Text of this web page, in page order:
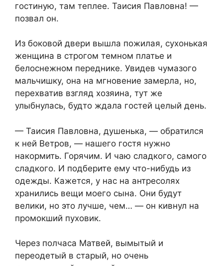
гостиную, там теплее. Таисия Павловна! —
позвал он.
Из боковой двери вышла пожилая, сухонькая
женщина в строгом темном платье и
белоснежном переднике. Увидев чумазого
мальчишку, она на мгновение замерла, но,
перехватив взгляд хозяина, тут же
улыбнулась, будто ждала гостей целый день.
— Таисия Павловна, душенька, — обратился
к ней Ветров, — нашего гостя нужно
накормить. Горячим. И чаю сладкого, самого
сладкого. И подберите ему что-нибудь из
одежды. Кажется, у нас на антресолях
хранились вещи моего сына. Они будут
велики, но это лучше, чем… — он кивнул на
промокший пуховик.
Через полчаса Матвей, вымытый и
переодетый в старый, но очень